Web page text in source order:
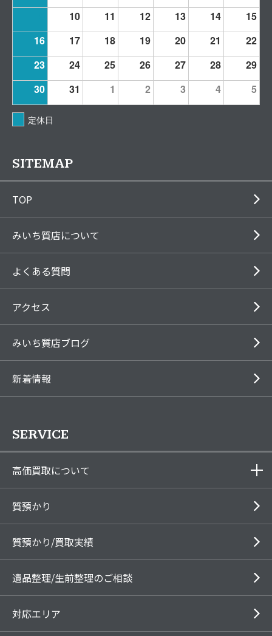
10 11 12 13 14
15
16
17 18 19 20 21
22
23
24 25 26 27 28
29
30
31 1 2 3 4 5
定休日
SITEMAP
TOP
みいち質店について
よくある質問
アクセス
みいち質店ブログ
新着情報
SERVICE
高価買取について
質預かり
質預かり/買取実績
遺品整理/生前整理のご相談
対応エリア